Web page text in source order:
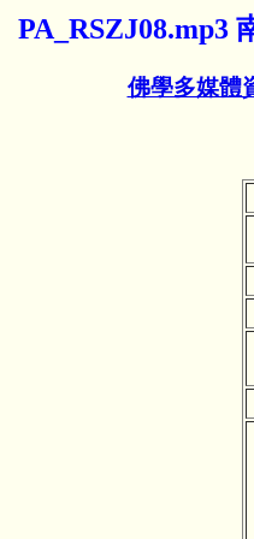
PA_RSZJ08.mp3
佛學多媒體